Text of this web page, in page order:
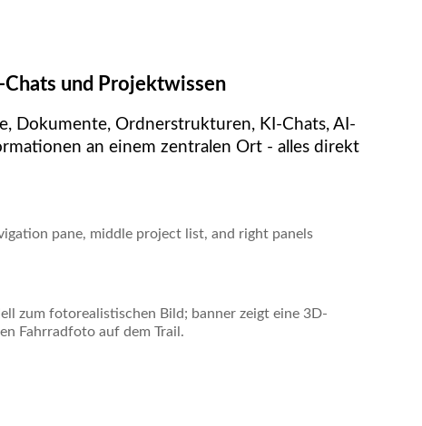
und Projektwissen
Dokumente, Ordnerstrukturen, KI-Chats, AI-
an einem zentralen Ort - alles direkt